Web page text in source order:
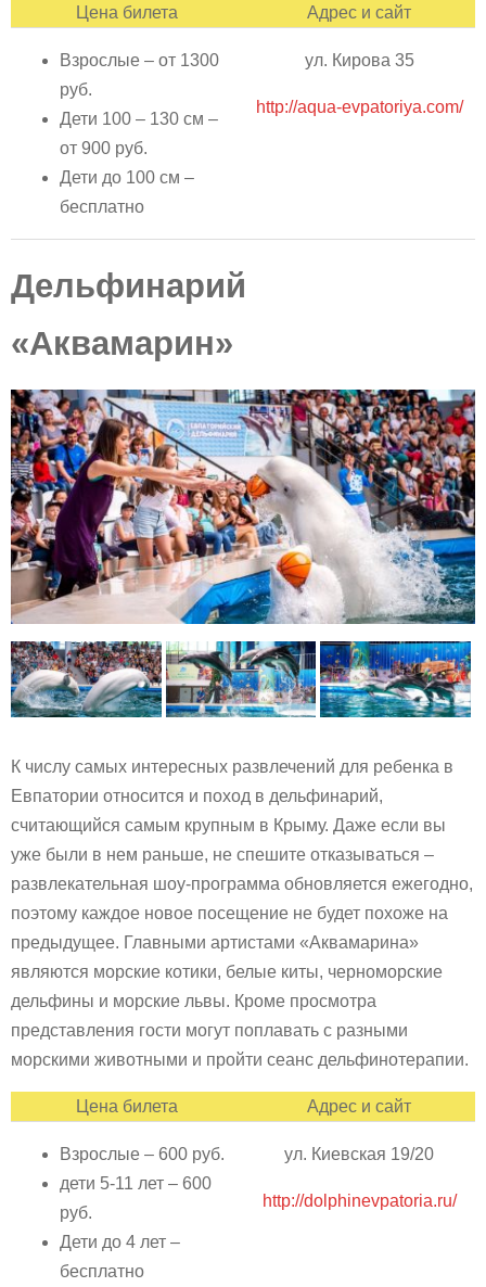
Цена билета Адрес и сайт
Взрослые – от 1300
руб.
Дети 100 – 130 см –
от 900 руб.
Дети до 100 см –
бесплатно
ул. Кирова 35
http://aqua-evpatoriya.com/
Дельфинарий
«Аквамарин»
К числу самых интересных развлечений для ребенка в
Евпатории относится и поход в дельфинарий,
считающийся самым крупным в Крыму. Даже если вы
уже были в нем раньше, не спешите отказываться –
развлекательная шоу-программа обновляется ежегодно,
поэтому каждое новое посещение не будет похоже на
предыдущее. Главными артистами «Аквамарина»
являются морские котики, белые киты, черноморские
дельфины и морские львы. Кроме просмотра
представления гости могут поплавать с разными
морскими животными и пройти сеанс дельфинотерапии.
Цена билета Адрес и сайт
Взрослые – 600 руб.
дети 5-11 лет – 600
руб.
Дети до 4 лет –
бесплатно
ул. Киевская 19/20
http://dolphinevpatoria.ru/